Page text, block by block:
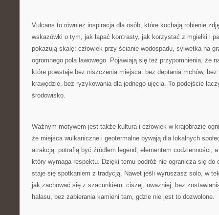
Vulcans to również inspiracja dla osób, które kochają robienie
wskazówki o tym, jak łapać kontrasty, jak korzystać z mgiełki i
pokazują skalę: człowiek przy ścianie wodospadu, sylwetka na
ogromnego pola lawowego. Pojawiają się też przypomnienia, że
które powstaje bez niszczenia miejsca: bez deptania mchów,
krawędzie, bez ryzykowania dla jednego ujęcia. To podejście
środowisko.
Ważnym motywem jest także kultura i człowiek w krajobrazie
że miejsca wulkaniczne i geotermalne bywają dla lokalnych
atrakcją: potrafią być źródłem legend, elementem codzienności,
który wymaga respektu. Dzięki temu podróż nie ogranicza się do
staje się spotkaniem z tradycją. Nawet jeśli wyruszasz solo, w
jak zachować się z szacunkiem: ciszej, uważniej, bez
hałasu, bez zabierania kamieni tam, gdzie nie jest to dozwolone.